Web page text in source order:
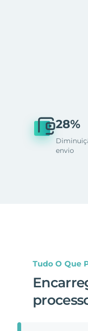
28%
envio
Tudo O Que